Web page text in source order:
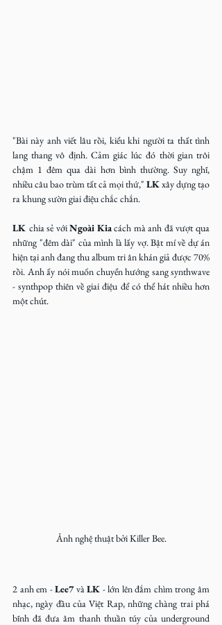
"Bài này anh viết lâu rồi, kiểu khi người ta thất tình
lang thang vô định. Cảm giác lúc đó thời gian trôi
chậm 1 đêm qua dài hơn bình thường. Suy nghĩ,
nhiều câu bao trùm tất cả mọi thứ," LK xây dựng tạo
ra khung sườn giai điệu chắc chắn.
LK chia sẻ với Ngoài Kia cách mà anh đã vượt qua
những "đêm dài" của mình là lấy vợ. Bật mí về dự án
hiện tại anh đang thu album tri ân khán giả được 70%
rồi. Anh ấy nói muốn chuyển hướng sang synthwave
- synthpop thiên về giai điệu để có thể hát nhiều hơn
một chút.
Ảnh nghệ thuật bởi Killer Bee.
2 anh em - Lee7 và LK - lớn lên đắm chìm trong âm
nhạc, ngày đầu của Việt Rap, những chàng trai phá
bĩnh đã đưa âm thanh thuần túy của underground